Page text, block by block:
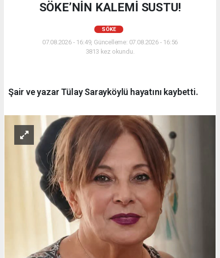
SÖKE’NİN KALEMİ SUSTU!
SÖKE
07.08.2026 - 16:49, Güncelleme: 07.08.2026 - 16:56
3813 kez okundu.
Şair ve yazar Tülay Sarayköylü hayatını kaybetti.